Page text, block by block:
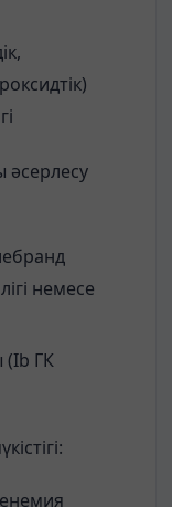
әсерлесу
немесе
(Ib ГК